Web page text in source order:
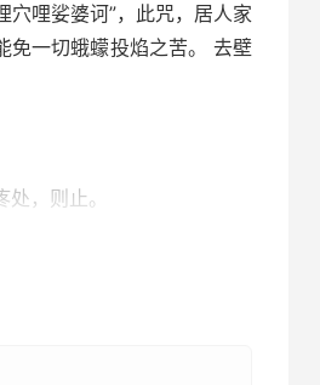
穴哩娑婆诃”，此咒，居人家
免一切蛾蠓投焰之苦。 去壁
，则止。